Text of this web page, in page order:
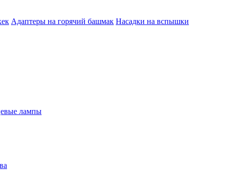
Адаптеры на горячий башмак Насадки на вспышки
лампы